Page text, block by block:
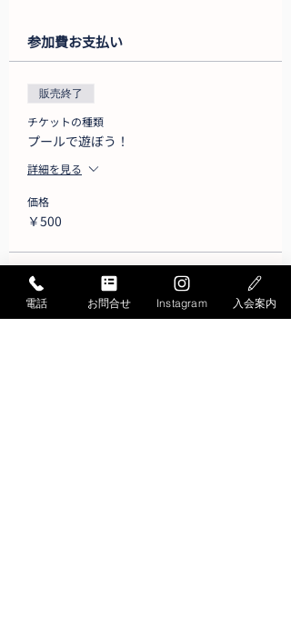
参加費お支払い
販売終了
チケットの種類
プールで遊ぼう！
詳細を見る
価格
￥500
お問い合わせ
電話 お問合せ Instagram 入会案内